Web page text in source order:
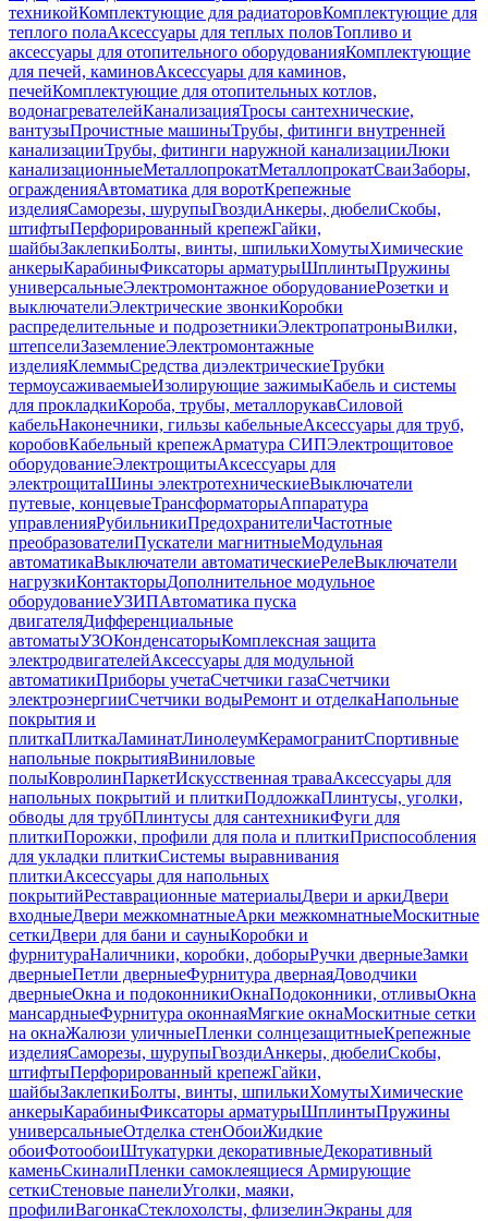
техникойКомплектующие для радиаторовКомплектующие для
теплого полаАксессуары для теплых половТопливо и
аксессуары для отопительного оборудованияКомплектующие
для печей, каминовАксессуары для каминов,
печейКомплектующие для отопительных котлов,
водонагревателейКанализацияТросы сантехнические,
вантузыПрочистные машиныТрубы, фитинги внутренней
канализацииТрубы, фитинги наружной канализацииЛюки
канализационныеМеталлопрокатМеталлопрокатСваиЗаборы,
огражденияАвтоматика для воротКрепежные
изделияСаморезы, шурупыГвоздиАнкеры, дюбелиСкобы,
штифтыПерфорированный крепежГайки,
шайбыЗаклепкиБолты, винты, шпилькиХомутыХимические
анкерыКарабиныФиксаторы арматурыШплинтыПружины
универсальныеЭлектромонтажное оборудованиеРозетки и
выключателиЭлектрические звонкиКоробки
распределительные и подрозетникиЭлектропатроныВилки,
штепселиЗаземлениеЭлектромонтажные
изделияКлеммыСредства диэлектрическиеТрубки
термоусаживаемыеИзолирующие зажимыКабель и системы
для прокладкиКороба, трубы, металлорукавСиловой
кабельНаконечники, гильзы кабельныеАксессуары для труб,
коробовКабельный крепежАрматура СИПЭлектрощитовое
оборудованиеЭлектрощитыАксессуары для
электрощитаШины электротехническиеВыключатели
путевые, концевыеТрансформаторыАппаратура
управленияРубильникиПредохранителиЧастотные
преобразователиПускатели магнитныеМодульная
автоматикаВыключатели автоматическиеРелеВыключатели
нагрузкиКонтакторыДополнительное модульное
оборудованиеУЗИПАвтоматика пуска
двигателяДифференциальные
автоматыУЗОКонденсаторыКомплексная защита
электродвигателейАксессуары для модульной
автоматикиПриборы учетаСчетчики газаСчетчики
электроэнергииСчетчики водыРемонт и отделкаНапольные
покрытия и
плиткаПлиткаЛаминатЛинолеумКерамогранитСпортивные
напольные покрытияВиниловые
полыКовролинПаркетИскусственная траваАксессуары для
напольных покрытий и плиткиПодложкаПлинтусы, уголки,
обводы для трубПлинтусы для сантехникиФуги для
плиткиПорожки, профили для пола и плиткиПриспособления
для укладки плиткиСистемы выравнивания
плиткиАксессуары для напольных
покрытийРеставрационные материалыДвери и аркиДвери
входныеДвери межкомнатныеАрки межкомнатныеМоскитные
сеткиДвери для бани и сауныКоробки и
фурнитураНаличники, коробки, доборыРучки дверныеЗамки
дверныеПетли дверныеФурнитура двернаяДоводчики
дверныеОкна и подоконникиОкнаПодоконники, отливыОкна
мансардныеФурнитура оконнаяМягкие окнаМоскитные сетки
на окнаЖалюзи уличныеПленки солнцезащитныеКрепежные
изделияСаморезы, шурупыГвоздиАнкеры, дюбелиСкобы,
штифтыПерфорированный крепежГайки,
шайбыЗаклепкиБолты, винты, шпилькиХомутыХимические
анкерыКарабиныФиксаторы арматурыШплинтыПружины
универсальныеОтделка стенОбоиЖидкие
обоиФотообоиШтукатурки декоративныеДекоративный
каменьСкиналиПленки самоклеящиеся Армирующие
сеткиСтеновые панелиУголки, маяки,
профилиВагонкаСтеклохолсты, флизелинЭкраны для